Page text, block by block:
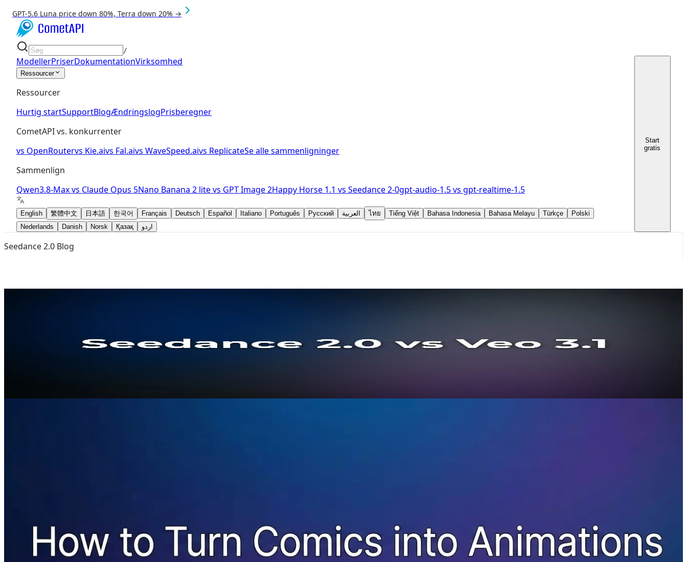
GPT-5.6 Luna price down 80%, Terra down 20% →
/
ModellerPriserDokumentationVirksomhed
Ressourcer
Ressourcer
Hurtig startSupportBlogÆndringslogPrisberegner
CometAPI vs. konkurrenter
vs OpenRoutervs Kie.aivs Fal.aivs WaveSpeed.aivs ReplicateSe alle sammenligninger
Sammenlign
Qwen3.8-Maxvs Claude Opus 5Nano Banana 2 litevs GPT Image 2Happy Horse 1.1 vs Seedance 2-0gpt-audio-1.5vs gpt-realtime-1.5
English 繁體中文 日本語 한국어 Français Deutsch Español Italiano Português Русский العربية ไทย Tiếng Việt Bahasa Indonesia Bahasa Melayu Türkçe
Polski
Nederlands
Danish Norsk Қазақ اردو
Start
gratis
Seedance 2.0 Blog
Seedance 2.0 mod Veo 3.1: Det ultimative AI-videogenereringsopgør i 2026